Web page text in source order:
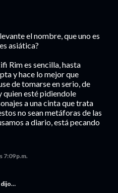
el nombre, que uno es
asiática?
Rim es sencilla, hasta
y hace lo mejor que
de tomarse en serio, de
quien esté pidiendole
a una cinta que trata
no sean metáforas de las
a diario, está pecando
7:09 p.m.
dijo…